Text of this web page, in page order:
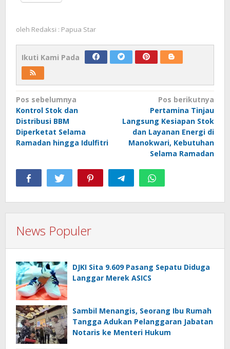
oleh Redaksi : Papua Star
Ikuti Kami Pada
Navigasi
pos
Pos sebelumnya
Kontrol Stok dan
Distribusi BBM
Diperketat Selama
Ramadan hingga Idulfitri
Pos berikutnya
Pertamina Tinjau
Langsung Kesiapan Stok
dan Layanan Energi di
Manokwari, Kebutuhan
Selama Ramadan
News Populer
DJKI Sita 9.609 Pasang Sepatu Diduga
Langgar Merek ASICS
Sambil Menangis, Seorang Ibu Rumah
Tangga Adukan Pelanggaran Jabatan
Notaris ke Menteri Hukum